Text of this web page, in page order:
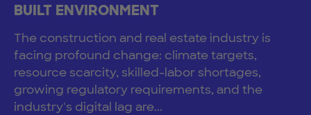
BUILT ENVIRONMENT
The construction and real estate industry is
facing profound change: climate targets,
resource scarcity, skilled-labor shortages,
growing regulatory requirements, and the
industry's digital lag are...